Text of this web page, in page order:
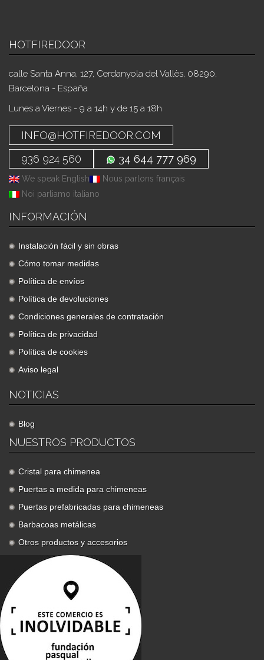
HOTFIREDOOR
calle Santa Anna, 127, Cerdanyola del Vallès, 08290,
Barcelona - España
Lunes a Viernes - 9 a 14h y de 15 a 18h
INFO@HOTFIREDOOR.COM
936 924 560
34 644 777 969
We speak English
Nous parlons français
Noi parliamo italiano
INFORMACIÓN
Instalación fácil y sin obras
Cómo tomar medidas
Política de envíos
Política de devoluciones
Condiciones generales de contratación
Política de privacidad
Política de cookies
Aviso legal
NOTICIAS
Blog
NUESTROS PRODUCTOS
Cristal para chimenea
Puertas a medida para chimeneas
Puertas prefabricadas para chimeneas
Barbacoas metálicas
Otros productos y accesorios